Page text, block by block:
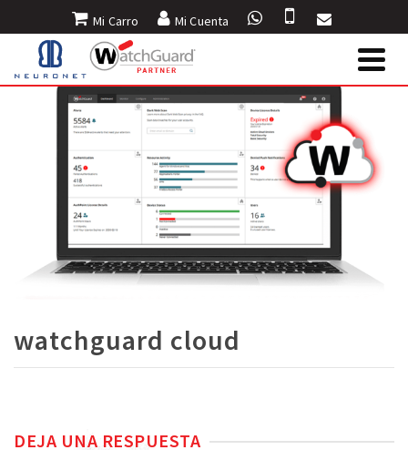
Mi Carro Mi Cuenta
watchguard cloud
DEJA UNA RESPUESTA